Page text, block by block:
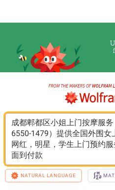
成都郫都区小姐上门按摩服
6550-1479）提供全国外围女
网红，明星，学生上门预约
面到付款
NATURAL LANGUAGE